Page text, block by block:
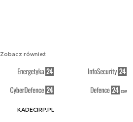
Zobacz również
KADECIRP.PL